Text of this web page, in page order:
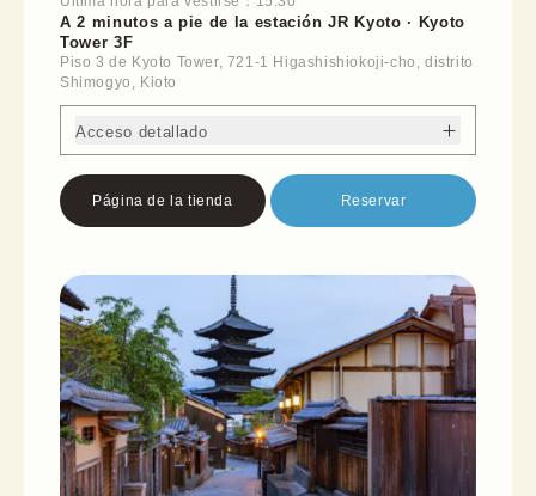
A 2 minutos a pie de la estación JR Kyoto · Kyoto
Tower 3F
Piso 3 de Kyoto Tower, 721-1 Higashishiokoji-cho, distrito
Shimogyo, Kioto
Acceso detallado
Página de la tienda Reservar